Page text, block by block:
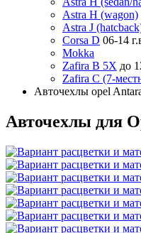
Astra H (wagon)
Astra J
Corsa D 06-14
Mokka
Zafira B 5X до
Zafira С (7-
Авточехлы opel
Авточехлы для